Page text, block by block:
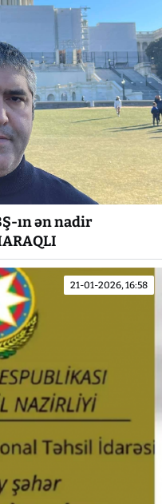
ın ən nadir
21-01-2026, 16:58